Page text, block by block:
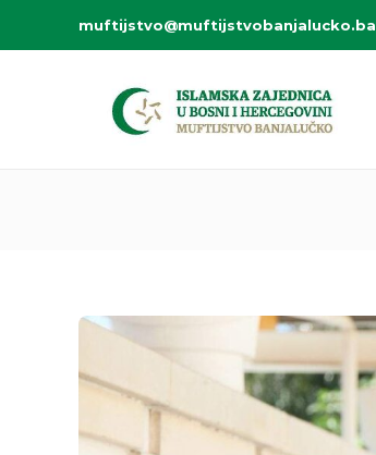
muftijstvo@muftijstvobanjalucko.ba